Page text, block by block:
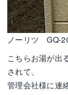
ノーリツ GQ-
こちらお湯が出
されて、
管理会社様に連